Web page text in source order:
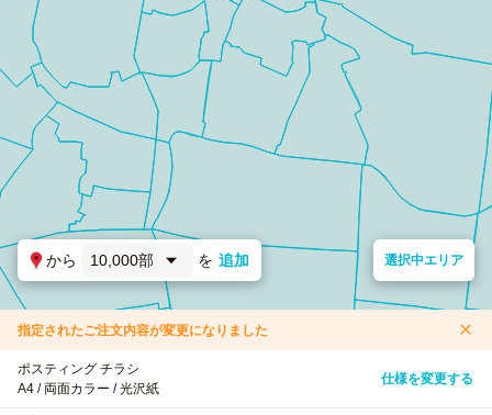
から 10,000部 を 追加 選択中エリア
指定されたご注文内容が変更になりました
ポスティング チラシ
A4 / 両面カラー / 光沢紙
仕様を変更する